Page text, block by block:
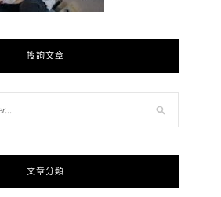
搜詢文章
文章分類